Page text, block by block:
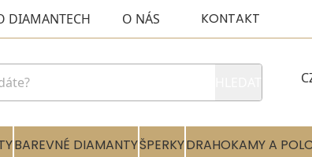
DIAMANTECH O NÁS KONTAKT
BAREVNÉ DIAMANTYŠPERKYDRAHOKAMY A